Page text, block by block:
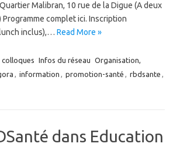
Malibran, 10 rue de la Digue (A deux
Programme complet ici. Inscription
inclus),… Read More »
colloques Infos du réseau Organisation,
, information , promotion-santé , rbdsante ,
dans Education